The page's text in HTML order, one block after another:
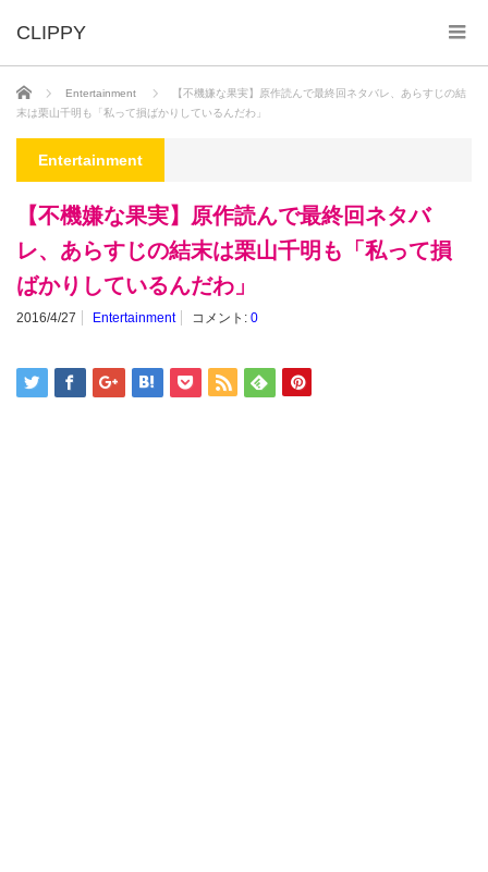
ホーム Entertainment
【不機嫌な果実】原作読んで最終回ネタバレ、あらすじの結
末は栗山千明も「私って損ばかりしているんだわ」
Entertainment
【不機嫌な果実】原作読んで最終回ネタバ
レ、あらすじの結末は栗山千明も「私って損
ばかりしているんだわ」
2016/4/27 Entertainment コメント: 0